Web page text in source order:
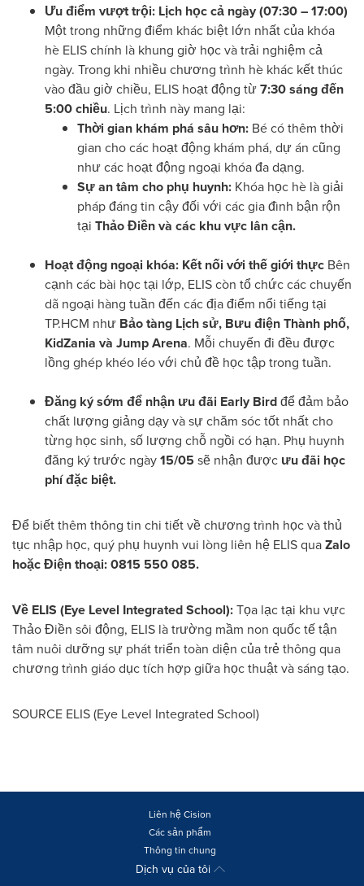
Ưu điểm vượt trội: Lịch học cả ngày (07:30 – 17:00)
Một trong những điểm khác biệt lớn nhất của khóa
hè ELIS chính là khung giờ học và trải nghiệm cả
ngày. Trong khi nhiều chương trình hè khác kết thúc
vào đầu giờ chiều, ELIS hoạt động từ7:30 sáng đến
5:00 chiều. Lịch trình này mang lại:
Thời gian khám phá sâu hơn: Bé có thêm thời
gian cho các hoạt động khám phá, dự án cũng
như các hoạt động ngoại khóa đa dạng.
Sự an tâm cho phụ huynh: Khóa học hè là giải
pháp đáng tin cậy đối với các gia đình bận rộn
tại Thảo Điền và các khu vực lân cận.
Hoạt động ngoại khóa: Kết nối với thế giới thực Bên
cạnh các bài học tại lớp, ELIS còn tổ chức các chuyến
dã ngoại hàng tuần đến các địa điểm nổi tiếng tại
TP.HCM như Bảo tàng Lịch sử, Bưu điện Thành phố,
KidZania và Jump Arena. Mỗi chuyến đi đều được
lồng ghép khéo léo với chủ đề học tập trong tuần.
Đăng ký sớm để nhận ưu đãi Early Birdđể đảm bảo
chất lượng giảng dạy và sự chăm sóc tốt nhất cho
từng học sinh, số lượng chỗ ngồi có hạn. Phụ huynh
đăng ký trước ngày15/05 sẽ nhận được ưu đãi học
phí đặc biệt.
Để biết thêm thông tin chi tiết về chương trình học và thủ
tục nhập học, quý phụ huynh vui lòng liên hệ ELIS quaZalo
hoặc Điện thoại: 0815 550 085.
Về ELIS (Eye Level Integrated School):Tọa lạc tại khu vực
Thảo Điền sôi động, ELIS là trường mầm non quốc tế tận
tâm nuôi dưỡng sự phát triển toàn diện của trẻ thông qua
chương trình giáo dục tích hợp giữa học thuật và sáng tạo.
SOURCE ELIS (Eye Level Integrated School)
Liên hệ Cision
Các sản phẩm
Thông tin chung
Dịch vụ của tôi